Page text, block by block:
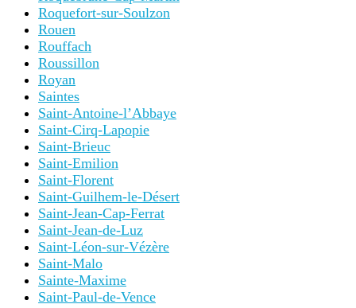
Roquefort-sur-Soulzon
Rouen
Rouffach
Roussillon
Royan
Saintes
Saint-Antoine-l’Abbaye
Saint-Cirq-Lapopie
Saint-Brieuc
Saint-Emilion
Saint-Florent
Saint-Guilhem-le-Désert
Saint-Jean-Cap-Ferrat
Saint-Jean-de-Luz
Saint-Léon-sur-Vézère
Saint-Malo
Sainte-Maxime
Saint-Paul-de-Vence